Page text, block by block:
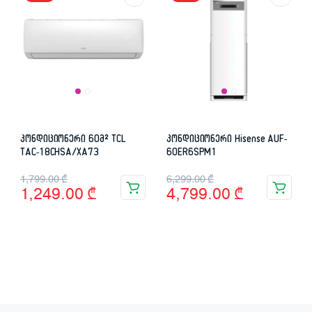
კონდიციონერი 60მ² TCL
TAC-18CHSA/XA73
1,799.00₾
Original
price
1,249.00 ₾
Current
price
კონდიციონერი Hisense AUF-
60ER6SPM1
6,299.00₾
Original
price
4,799.00 ₾
Current
price